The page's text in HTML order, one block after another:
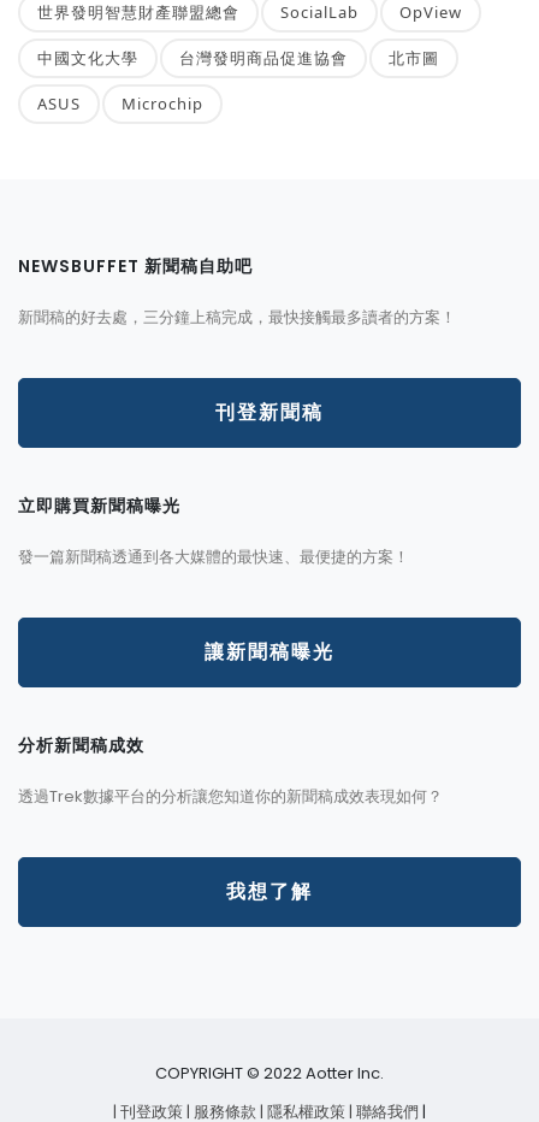
世界發明智慧財產聯盟總會 SocialLab OpView
中國文化大學 台灣發明商品促進協會 北市圖
ASUS Microchip
NEWSBUFFET 新聞稿自助吧
新聞稿的好去處，三分鐘上稿完成，最快接觸最多讀者的方案！
刊登新聞稿
立即購買新聞稿曝光
發一篇新聞稿透通到各大媒體的最快速、最便捷的方案！
讓新聞稿曝光
分析新聞稿成效
透過Trek數據平台的分析讓您知道你的新聞稿成效表現如何？
我想了解
COPYRIGHT © 2022 Aotter Inc.
| 刊登政策| 服務條款| 隱私權政策| 聯絡我們 |